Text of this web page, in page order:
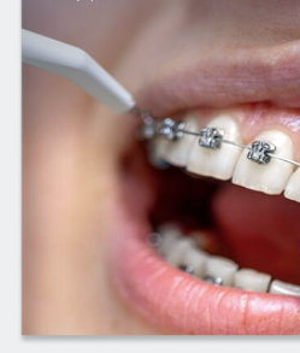
Г. САНКТ-ПЕТЕРБУРГ
М. ПАРНАС, УЛ. ВАЛЕРИЯ
ГАВРИЛИНА, Д. 15
г. ЛОМОНОСОВ,
УЛ. ЕЛЕНИНСКАЯ, Д. 24
+7(812)701-01-
klinikastom@yandex.ru
+7(812)701-05-
klinikastom@yandex.ru